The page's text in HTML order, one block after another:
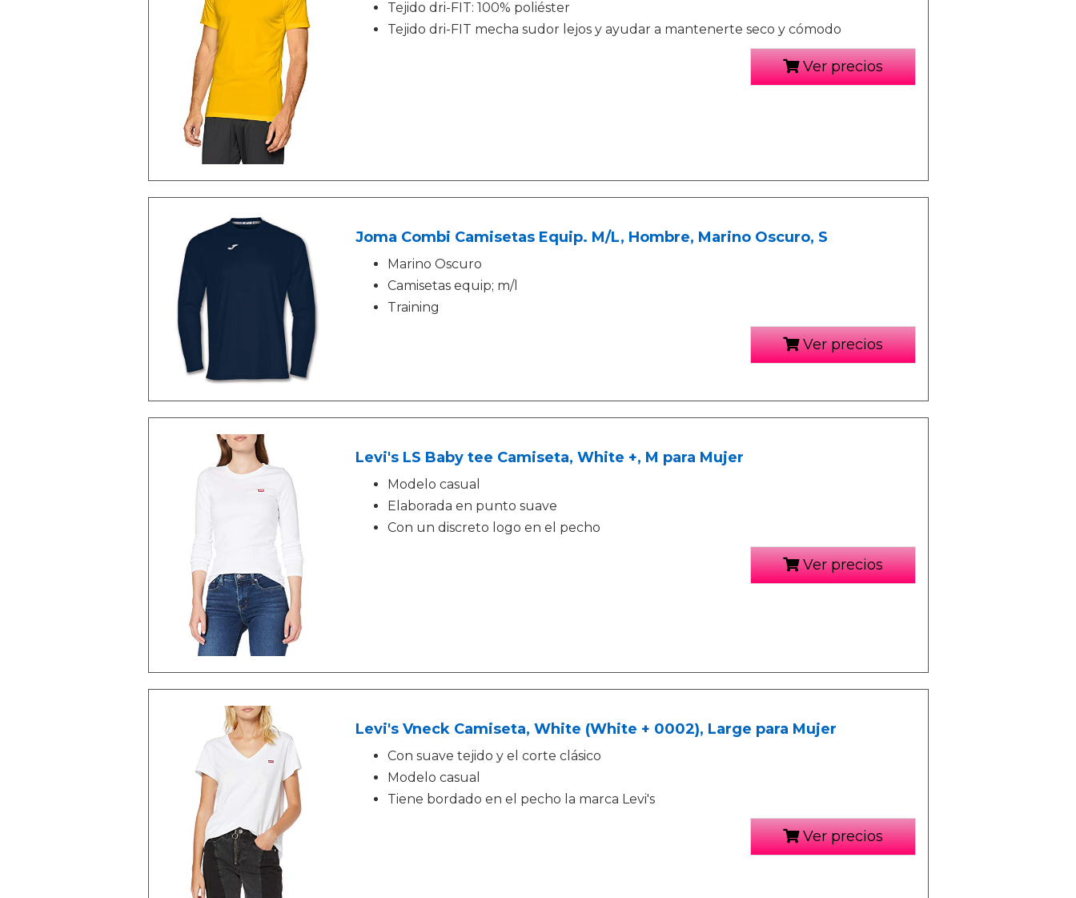
Tejido dri-FIT: 100% poliéster
Tejido dri-FIT mecha sudor lejos y ayudar a mantenerte seco y cómodo
Ver precios
Joma Combi Camisetas Equip. M/L, Hombre, Marino Oscuro, S
Marino Oscuro
Camisetas equip; m/l
Training
Ver precios
Levi's LS Baby tee Camiseta, White +, M para Mujer
Modelo casual
Elaborada en punto suave
Con un discreto logo en el pecho
Ver precios
Levi's Vneck Camiseta, White (White + 0002), Large para Mujer
Con suave tejido y el corte clásico
Modelo casual
Tiene bordado en el pecho la marca Levi's
Ver precios